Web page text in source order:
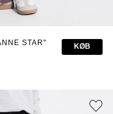
STAR" KØB